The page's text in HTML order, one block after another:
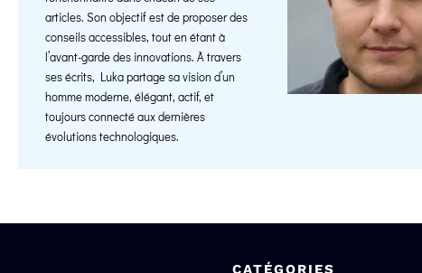
articles. Son objectif est de proposer des
conseils accessibles, tout en étant à
l’avant-garde des innovations. À travers
ses écrits, Luka partage sa vision d’un
homme moderne, élégant, actif, et
toujours connecté aux dernières
évolutions technologiques.
CATÉGORIES